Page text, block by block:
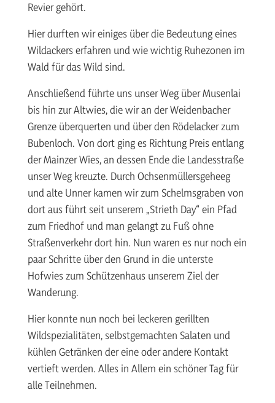
Revier gehört.
Hier durften wir einiges über die Bedeutung eines
Wildackers erfahren und wie wichtig Ruhezonen im
Wald für das Wild sind.
Anschließend führte uns unser Weg über Musenlai
bis hin zur Altwies, die wir an der Weidenbacher
Grenze überquerten und über den Rödelacker zum
Bubenloch. Von dort ging es Richtung Preis entlang
der Mainzer Wies, an dessen Ende die Landesstraße
unser Weg kreuzte. Durch Ochsenmüllersgeheeg
und alte Unner kamen wir zum Schelmsgraben von
dort aus führt seit unserem „Strieth Day“ ein Pfad
zum Friedhof und man gelangt zu Fuß ohne
Straßenverkehr dort hin. Nun waren es nur noch ein
paar Schritte über den Grund in die unterste
Hofwies zum Schützenhaus unserem Ziel der
Wanderung.
Hier konnte nun noch bei leckeren gerillten
Wildspezialitäten, selbstgemachten Salaten und
kühlen Getränken der eine oder andere Kontakt
vertieft werden. Alles in Allem ein schöner Tag für
alle Teilnehmen.